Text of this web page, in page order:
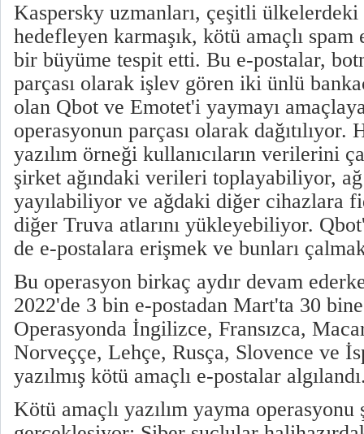
Kaspersky uzmanları, çeşitli ülkelerdeki
hedefleyen karmaşık, kötü amaçlı
bir büyüme tespit etti. Bu e-postalar,
parçası olarak işlev gören iki ünlü
olan Qbot ve Emotet'i yaymayı
operasyonun parçası olarak dağıtılıyor.
yazılım örneği kullanıcıların verilerini
şirket ağındaki verileri toplayabiliyor,
yayılabiliyor ve ağdaki diğer cihazlara
diğer Truva atlarını yükleyebiliyor.
de e-postalara erişmek ve bunları
Bu operasyon birkaç aydır devam
2022'de 3 bin e-postadan Mart'ta 30
Operasyonda İngilizce, Fransızca,
Norveççe, Lehçe, Rusça, Slovence ve
yazılmış kötü amaçlı e-postalar
Kötü amaçlı yazılım yayma operasyonu